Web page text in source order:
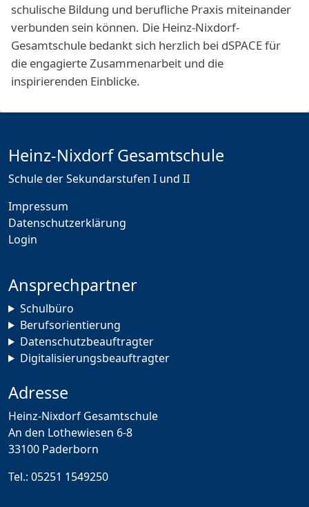
schulische Bildung und berufliche Praxis miteinander
verbunden sein können. Die Heinz-Nixdorf-
Gesamtschule bedankt sich herzlich bei dSPACE für
die engagierte Zusammenarbeit und die
inspirierenden Einblicke.
Heinz-Nixdorf Gesamtschule
Schule der Sekundarstufen I und II
Impressum
Datenschutzerklärung
Login
Ansprechpartner
Schulbüro
Berufsorientierung
Datenschutzbeauftragter
Digitalisierungsbeauftragter
Adresse
Heinz-Nixdorf Gesamtschule
An den Lothewiesen 6-8
33100 Paderborn
Tel.: 05251 1549250